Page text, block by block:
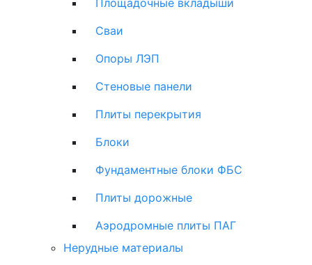
Сваи
Опоры ЛЭП
Стеновые панели
Плиты перекрытия
Блоки
Фундаментные блоки ФБС
Плиты дорожные
Аэродромные плиты ПАГ
Нерудные материалы